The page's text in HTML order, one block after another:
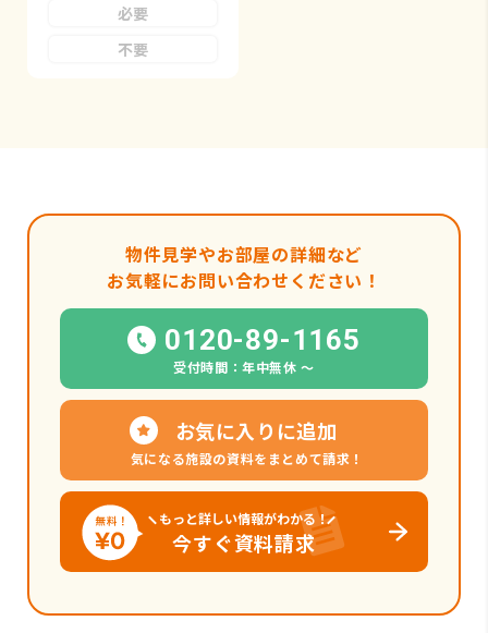
必要
不要
物件見学やお部屋の詳細など
お気軽にお問い合わせください！
0120-89-1165
受付時間：年中無休 〜
お気に入りに追加
気になる施設の資料をまとめて請求！
もっと詳しい情報がわかる！
今すぐ資料請求